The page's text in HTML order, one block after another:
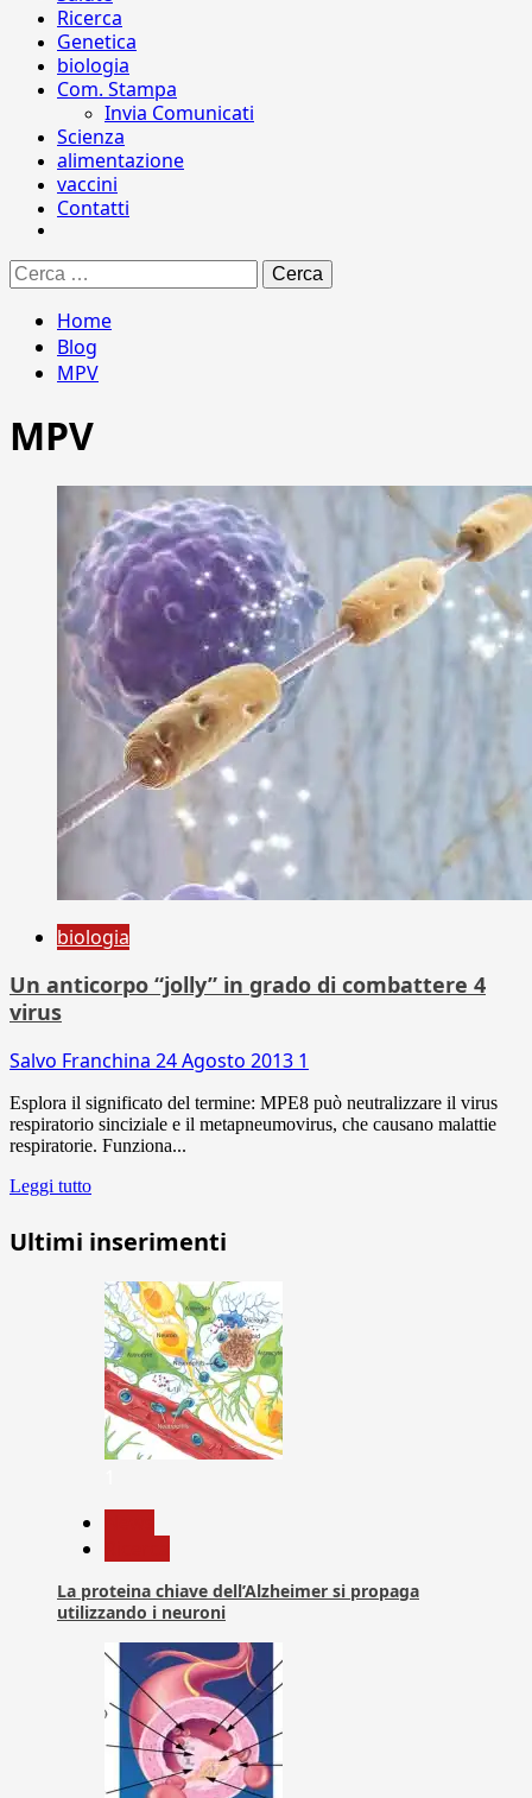
Ricerca
Genetica
biologia
Com. Stampa
Invia Comunicati
Scienza
alimentazione
vaccini
Contatti
Ricerca
per:
Home
Blog
MPV
MPV
biologia
Un anticorpo “jolly” in grado di combattere 4
virus
Salvo Franchina 24 Agosto 2013 1
Esplora il significato del termine: MPE8 può neutralizzare il virus
respiratorio sinciziale e il metapneumovirus, che causano malattie
respiratorie. Funziona...
Leggi tutto
Ultimi inserimenti
La proteina chiave dell’Alzheimer si propaga
utilizzando i neuroni